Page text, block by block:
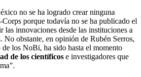
no se ha logrado crear ninguna
porque todavía no se ha publicado el
las innovaciones desde las instituciones a
No obstante, en opinión de Rubén Serros,
los NoBi, ha sido hasta el momento
de los científicos e investigadores que